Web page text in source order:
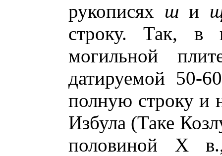
рукописях ш и
строку. Так, в
могильной
датируемой
полную строку и
Избула (Таке
половиной X